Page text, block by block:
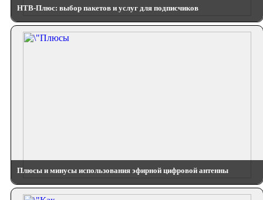
НТВ-Плюс: выбор пакетов и услуг для подписчиков
Плюсы и минусы использования эфирной цифровой антенны